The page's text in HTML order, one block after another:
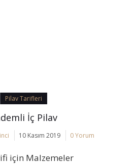
Pilav Tarifleri
İç Pilav
10 Kasım 2019 0 Yorum
için Malzemeler